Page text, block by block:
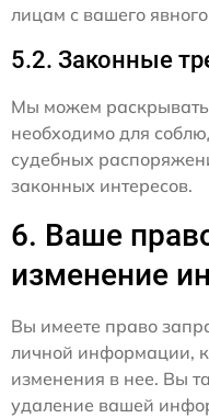
лицам с вашего
5.2. Законные
Мы можем
необходимо для
судебных
законных интересов.
6. Ваше
изменение
Вы имеете право
личной информации,
изменения в нее. Вы
удаление вашей